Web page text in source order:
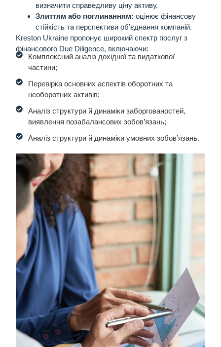
визначити справедливу ціну активу.
Злиттям або поглинанням: оцінює фінансову
стійкість та перспективи об’єднання компаній.
Kreston Ukraine пропонує широкий спектр послуг з
фінансового Due Diligence, включаючи:
Комплексний аналіз дохідної та видаткової
частини;
Перевірка основних аспектів оборотних та
необоротних активів;
Аналіз структури й динаміки заборгованостей,
виявлення позабалансових зобов’язань;
Аналіз структури й динаміки умовних зобов’язань.